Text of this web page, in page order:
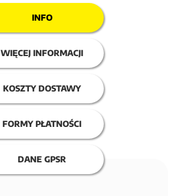
INFO
WIĘCEJ INFORMACJI
KOSZTY DOSTAWY
FORMY PŁATNOŚCI
DANE GPSR